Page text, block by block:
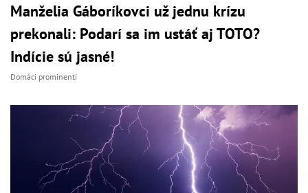
Manželia Gáboríkovci už jednu krízu
prekonali: Podarí sa im ustáť aj TOTO?
Indície sú jasné!
Domáci prominenti